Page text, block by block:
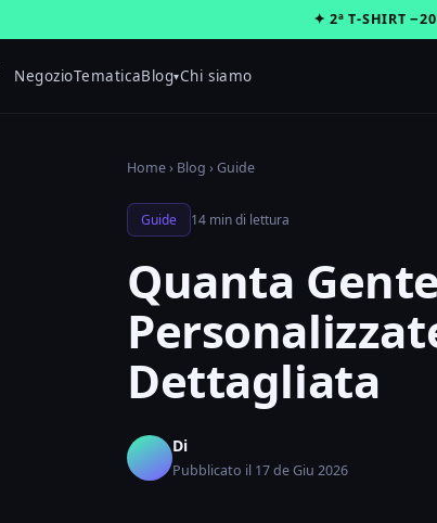
✦ 2ª T-SHIRT
NegozioTematicaBlog▾Chi siamo
Home› Blog ›Guide
Guide 14 min di lettura
Quanta
Dettagliata
Di
Pubblicato il 17 de Giu 2026